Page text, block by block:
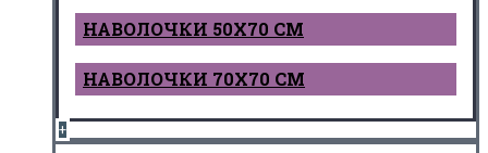
НАВОЛОЧКИ 50Х70 СМ
НАВОЛОЧКИ 70Х70 СМ
+